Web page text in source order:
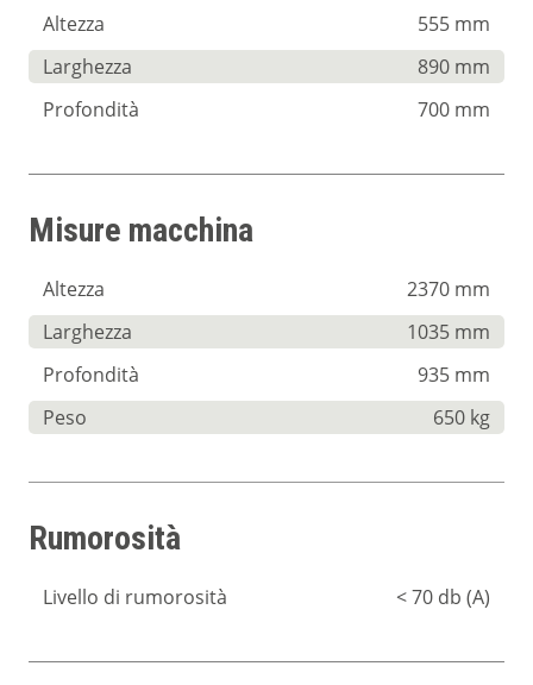
Altezza
555 mm
Larghezza
890 mm
Profondità
700 mm
Misure macchina
Altezza
2370 mm
Larghezza
1035 mm
Profondità
935 mm
Peso
650 kg
Rumorosità
Livello di rumorosità < 70 db (A)